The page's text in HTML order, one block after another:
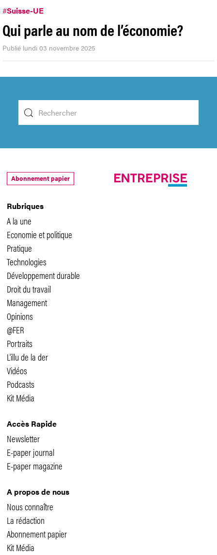
#Suisse-UE
Qui parle au nom de l’économie?
Publié lundi 03 novembre 2025
Rubriques
A la une
Economie et politique
Pratique
Technologies
Développement durable
Droit du travail
Management
Opinions
@FER
Portraits
L'illu de la der
Vidéos
Podcasts
Kit Média
Accès Rapide
Newsletter
E-paper journal
E-paper magazine
A propos de nous
Nous connaître
La rédaction
Abonnement papier
Kit Média
Abonnement papier